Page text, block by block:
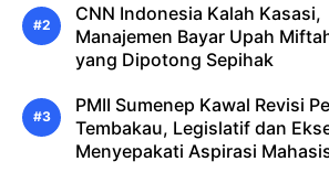
CNN Indonesia Kalah Kasasi,
Manajemen Bayar Upah
yang Dipotong Sepihak
PMII Sumenep Kawal Revisi
Tembakau, Legislatif dan
Menyepakati Aspirasi